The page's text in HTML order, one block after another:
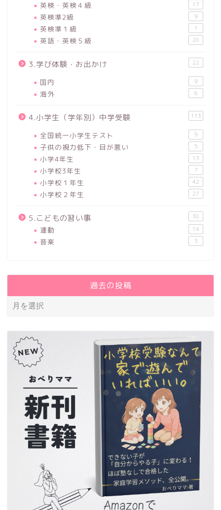
英検・英検４級 17
英検準2級 9
英検準１級 1
英語・英検５級 20
3.学び体験・お出かけ 22
国内 9
海外 6
4.小学生（学年別）中学受験 113
全国統一小学生テスト 9
子供の視力低下・目が悪い 5
小学4年生 13
小学校3年生 7
小学校１年生 42
小学校２年生 27
5.こどもの習い事 30
運動 14
音楽 5
過去の投稿